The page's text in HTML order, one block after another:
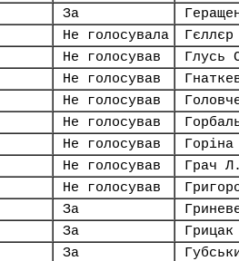
За
Не голосувала
Не голосував Глусь
Не голосував
Не голосував
Не голосував
Не голосував
Не голосував Грач
Не голосував
За
За
За